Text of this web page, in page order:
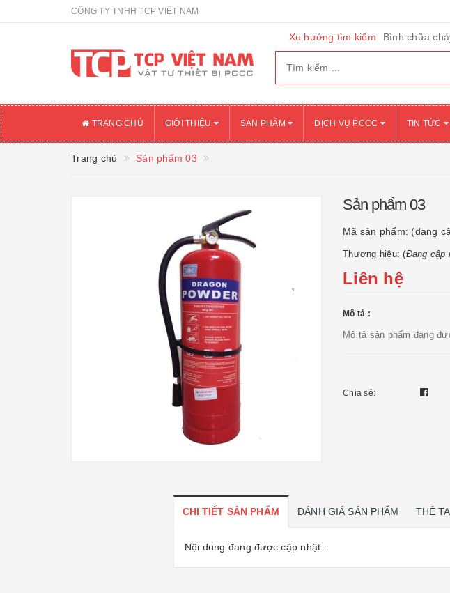
CÔNG TY TNHH TCP VIỆT NAM
Xu hướng tìm kiếm Bình chữa
TRANG CHỦ GIỚI THIỆU SẢN PHẨM DỊCH VỤ PCCC TIN TỨC
Trang chủ Sản phẩm 03
Sản phẩm 03
Mã sản phẩm: (đang
Thương hiệu: (Đang cập
Liên hệ
Mô tả :
Mô tả sản phẩm đang
Chia sẻ:
CHI TIẾT SẢN PHẨM ĐÁNH GIÁ SẢN PHẨM THẺ
Nội dung đang được cập nhật...